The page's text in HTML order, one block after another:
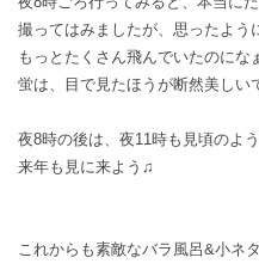
撮ってはみましたが、思ったよう
もっとたくさん飛んでいたのにな
蛍は、目で見たほうが断然美しい
夜8時の後は、夜11時も見頃のよう
来年も見に来よう♫
これからも素敵なバラ風呂&小ネ